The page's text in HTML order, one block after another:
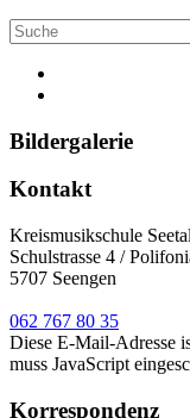
Bildergalerie
Kontakt
Kreismusikschule Seetal
Schulstrasse 4 /
5707 Seengen
062 767 80 35
Diese E-Mail-Adresse
muss JavaScript
Korrespondenz